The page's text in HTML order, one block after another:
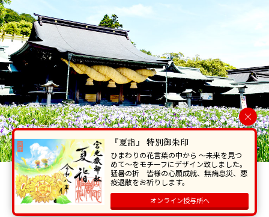
当ホームページで掲載の写真・イラスト等を無断で転写･複製することを
禁じます。
Copyright © Miyajidake Jinjya , All Rights Reserved.
×
『夏詣』 特別御朱印
ひまわりの花言葉の中から 〜未来を見つ
めて〜をモチーフにデザイン致しました。
猛暑の折 皆様の心願成就、無病息災、悪
疫退散をお祈りします。
オンライン授与所へ